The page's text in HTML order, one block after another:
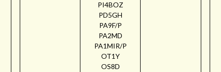
PI4BOZ
PD5GH
PA9F/P
PA2MD
PA1MIR/P
OT1Y
OS8D